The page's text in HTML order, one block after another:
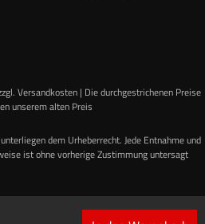
Versandkosten | Die durchgestrichenen Preise
unserem alten Preis
dem Urheberrecht. Jede Entnahme und
ist ohne vorherige Zustimmung untersagt